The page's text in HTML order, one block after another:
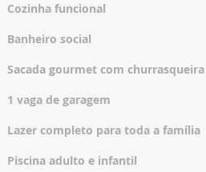
Cozinha funcional
Banheiro social
Sacada gourmet com
1 vaga de garagem
Lazer completo para toda a família
Piscina adulto e infantil